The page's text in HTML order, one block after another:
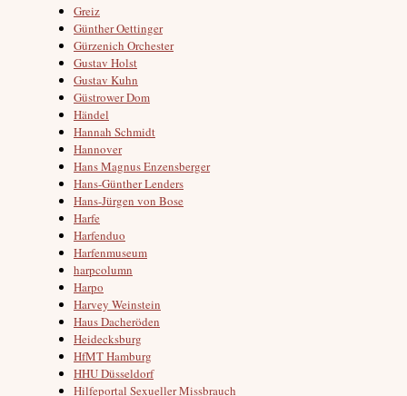
Greiz
Günther Oettinger
Gürzenich Orchester
Gustav Holst
Gustav Kuhn
Güstrower Dom
Händel
Hannah Schmidt
Hannover
Hans Magnus Enzensberger
Hans-Günther Lenders
Hans-Jürgen von Bose
Harfe
Harfenduo
Harfenmuseum
harpcolumn
Harpo
Harvey Weinstein
Haus Dacheröden
Heidecksburg
HfMT Hamburg
HHU Düsseldorf
Hilfeportal Sexueller Missbrauch